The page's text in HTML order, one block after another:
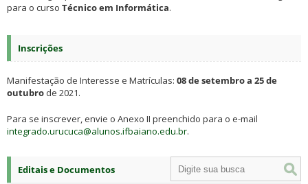
para o curso Técnico em Informática.
Inscrições
Manifestação de Interesse e Matrículas: 08 de setembro a 25 de
outubro de 2021.
Para se inscrever, envie o Anexo II preenchido para o e-mail
integrado.urucuca@alunos.ifbaiano.edu.br.
Editais e Documentos